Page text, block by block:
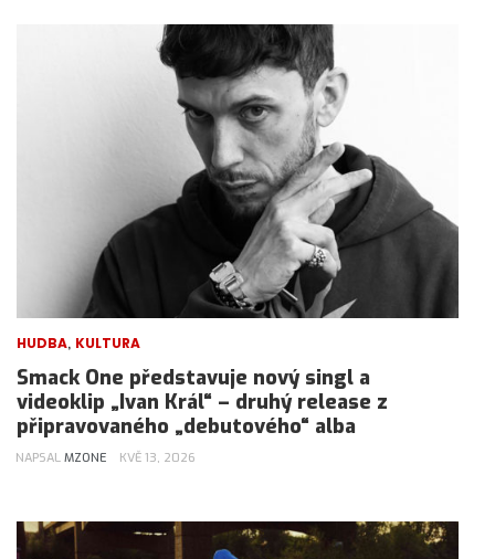
HUDBA, KULTURA
Smack One představuje nový singl a
videoklip „Ivan Král“ – druhý release z
připravovaného „debutového“ alba
NAPSAL MZONE KVĚ 13, 2026